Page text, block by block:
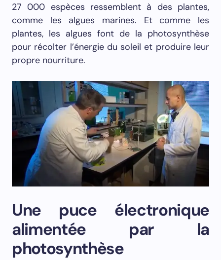
27 000 espèces ressemblent à des plantes,
comme les algues marines. Et comme les
plantes, les algues font de la photosynthèse
pour récolter l’énergie du soleil et produire leur
propre nourriture.
Une puce électronique
alimentée par la
photosynthèse